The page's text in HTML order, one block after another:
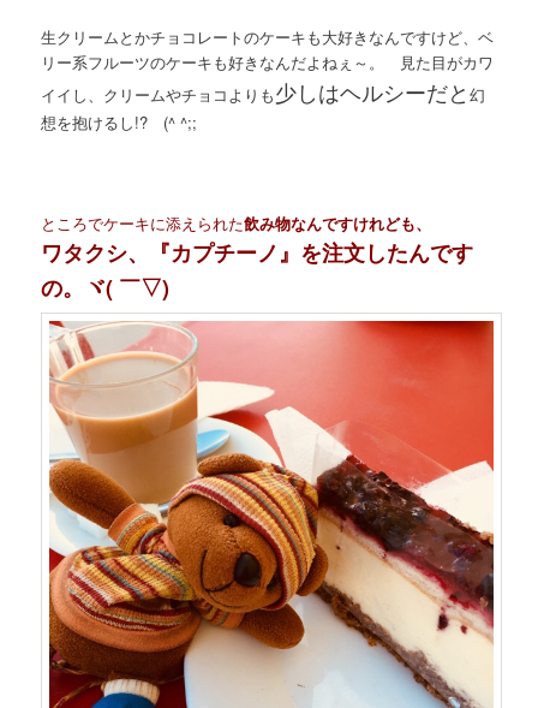
生クリームとかチョコレートのケーキも大好きなんですけど、ベ
リー系フルーツのケーキも好きなんだよねぇ～。 見た目がカワ
イイし、クリームやチョコよりも少しはヘルシーだと幻
想を抱けるし!? (^ ^;;
ところでケーキに添えられた飲み物なんですけれども、
ワタクシ、『カプチーノ』を注文したんです
の。ヾ( ￣▽)ゞ